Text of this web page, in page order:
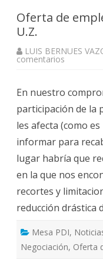
Oferta de
U.Z.
LUIS BERNUES
comentarios
público
de
PDI
de
la
U.Z.
En nuestro
participación de la
les afecta (como
informar para
lugar habría que
en la que nos
recortes y
reducción drástica
Mesa PDI,
Negociación, Oferta